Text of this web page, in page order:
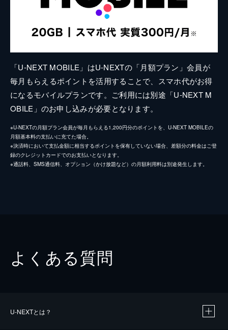
「U-NEXT MOBILE」はU-NEXTの「月額プラン」会員が
毎月もらえるポイントを活用することで、スマホ代がお得
になるモバイルプランです。ご利用には別途「U-NEXT M
OBILE」のお申し込みが必要となります。
※U-NEXTの月額プラン会員が毎月もらえる1,200円分のポイントを、U-NEXT MOBILEの
月額基本料の支払いに充てた場合。
※決済時において支払金額に相当するポイントを保有していない場合、差額分の料金はご登
録のクレジットカードでのお支払いとなります。
※通話料、SMS通信料、オプション（かけ放題など）の月額利用料は別途発生します。
よくある質問
U-NEXTとは？